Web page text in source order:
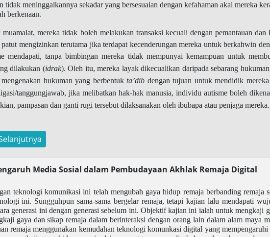
tidak meninggalkannya sekadar yang bersesuaian dengan kefahaman akal mereka
berkenaan.
muamalat, mereka tidak boleh melakukan transaksi kecuali dengan pemantauan
mengizinkan terutama jika terdapat kecenderungan mereka untuk berkahwin
mendapati, tanpa bimbingan mereka tidak mempunyai kemampuan untuk
dilakukan (idrak). Oleh itu, mereka layak dikecualikan daripada sebarang
hukuman yang berbentukta’dib dengan tujuan untuk mendidik
tanggungjawab, jika melibatkan hak-hak manusia, individu autisme boleh
pampasan dan ganti rugi tersebut dilaksanakan oleh ibubapa atau penjaga mereka.
Media Sosial dalam Pembudayaan Akhlak Remaja Digital
teknologi komunikasi ini telah mengubah gaya hidup remaja berbanding
ini. Sungguhpun sama-sama bergelar remaja, tetapi kajian lalu mendapati
generasi ini dengan generasi sebelum ini. Objektif kajian ini ialah untuk mengkaji
gaya dan sikap remaja dalam berinteraksi dengan orang lain dalam alam maya
remaja menggunakan kemudahan teknologi komunkasi digital yang